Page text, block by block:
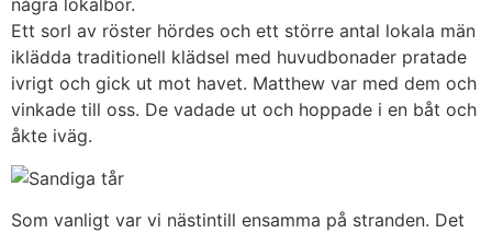
några lokalbor.
Ett sorl av röster hördes och ett större antal lokala män
iklädda traditionell klädsel med huvudbonader pratade
ivrigt och gick ut mot havet. Matthew var med dem och
vinkade till oss. De vadade ut och hoppade i en båt och
åkte iväg.
Som vanligt var vi nästintill ensamma på stranden. Det